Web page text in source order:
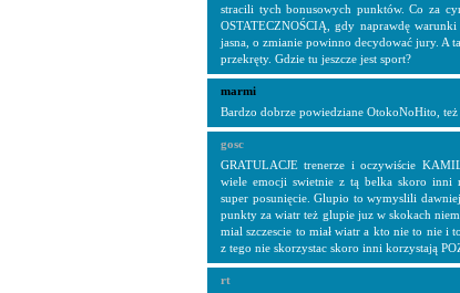
stracili tych bonusowych punktów. Co za
OSTATECZNOŚCIĄ, gdy naprawdę
jasna, o zmianie powinno decydować jury. A
przekręty. Gdzie tu jeszcze jest sport?
marmi
Bardzo dobrze powiedziane OtokoNoHito, też
gosc
GRATULACJE trenerze i oczywiście
wiele emocji swietnie z tą belka skoro inni
super posunięcie. Glupio to wymyslili
punkty za wiatr też glupie juz w skokach
mial szczescie to miał wiatr a kto nie to nie i
z tego nie skorzystac skoro inni korzystają
rt